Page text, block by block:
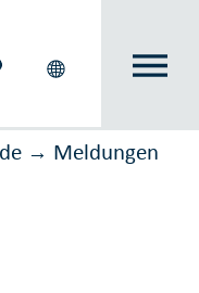
→ Meldungen